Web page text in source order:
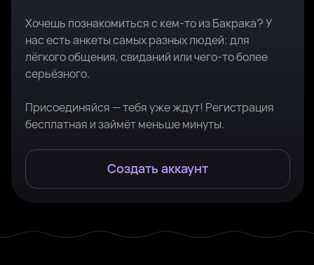
Хочешь познакомиться с кем-то из Бакрака? У
нас есть анкеты самых разных людей: для
лёгкого общения, свиданий или чего-то более
серьёзного.
Присоединяйся — тебя уже ждут! Регистрация
бесплатная и займёт меньше минуты.
Создать аккаунт